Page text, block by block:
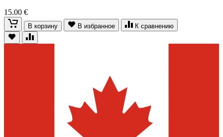
15.00 €
В корзину В избранное К сравнению